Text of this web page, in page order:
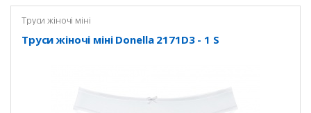
Труси жіночі міні
Труси жіночі міні Donella 2171D3 - 1 S